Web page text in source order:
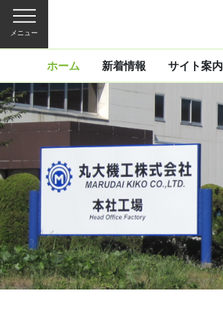
メニュー
ホーム 新着情報 サイト案内